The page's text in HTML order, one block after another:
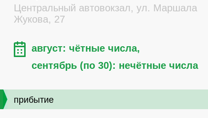
Центральный автовокзал, ул. Маршала
Жукова, 27
август: чётные числа,
сентябрь (по 30): нечётные числа
прибытие